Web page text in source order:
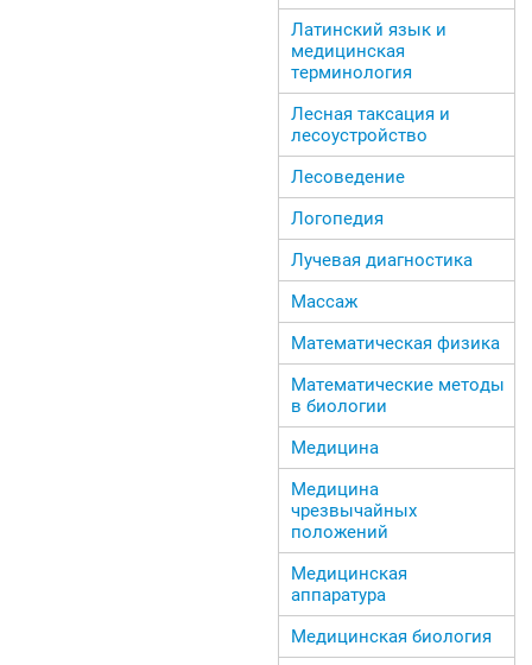
Латинский язык и
медицинская
терминология
Лесная таксация и
лесоустройство
Лесоведение
Логопедия
Лучевая диагностика
Массаж
Математическая физика
Математические методы
в биологии
Медицина
Медицина
чрезвычайных
положений
Медицинская
аппаратура
Медицинская биология